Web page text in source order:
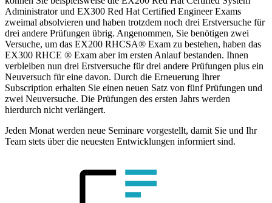
Administrator und EX300 Red Hat Certified Engineer Exams
zweimal absolvieren und haben trotzdem noch drei Erstversuche für
drei andere Prüfungen übrig. Angenommen, Sie benötigen zwei
Versuche, um das EX200 RHCSA® Exam zu bestehen, haben das
EX300 RHCE ® Exam aber im ersten Anlauf bestanden. Ihnen
verbleiben nun drei Erstversuche für drei andere Prüfungen plus ein
Neuversuch für eine davon. Durch die Erneuerung Ihrer
Subscription erhalten Sie einen neuen Satz von fünf Prüfungen und
zwei Neuversuche. Die Prüfungen des ersten Jahrs werden
hierdurch nicht verlängert.
Jeden Monat werden neue Seminare vorgestellt, damit Sie und Ihr
Team stets über die neuesten Entwicklungen informiert sind.